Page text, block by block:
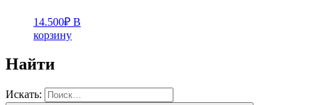
14.500₽ В
корзину
Найти
Искать: